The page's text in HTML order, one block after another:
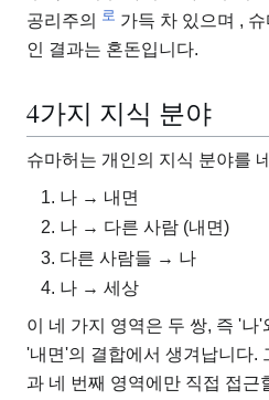
공리주의
로 가득 차 있으며 ,
인 결과는 혼돈입니다.
4가지 지식 분야
슈마허는 개인의 지식 분야를
나 → 내면
나 → 다른 사람 (내면)
다른 사람들 → 나
나 → 세상
이 네 가지 영역은 두 쌍, 즉 '나
'내면'의 결합에서 생겨납니다.
과 네 번째 영역에만 직접 접근